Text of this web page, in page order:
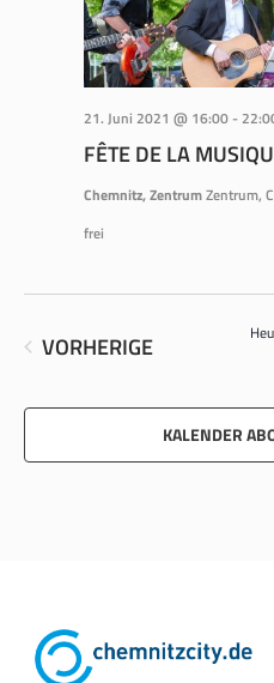
FÊTE DE LA
21. Juni 2021 @ 16:00-
Chemnitz, ZentrumZentrum,
frei
VORHERIGE
KALENDER